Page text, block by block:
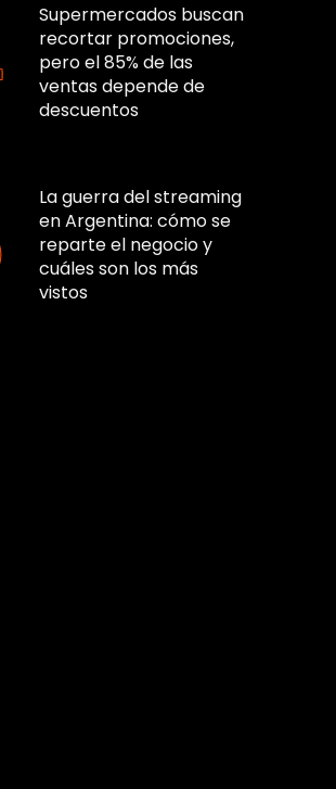
Supermercados buscan
recortar promociones,
pero el 85% de las
ventas depende de
descuentos
La guerra del streaming
en Argentina: cómo se
reparte el negocio y
cuáles son los más
vistos